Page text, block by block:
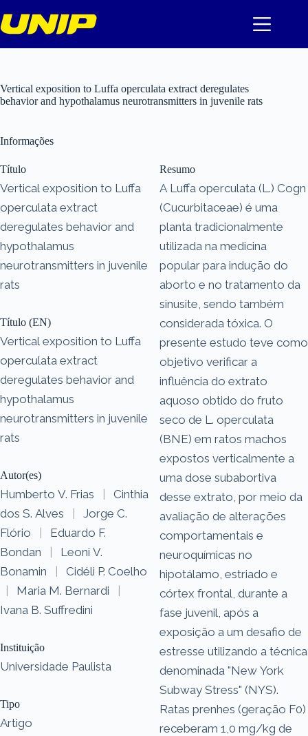
para
o
Vertical exposition to Luffa operculata extract deregulates
behavior and hypothalamus neurotransmitters in juvenile rats
Informações
Título
Vertical exposition to Luffa
operculata extract
deregulates behavior and
hypothalamus
neurotransmitters in juvenile
rats
Título (EN)
Vertical exposition to Luffa
operculata extract
deregulates behavior and
hypothalamus
neurotransmitters in juvenile
rats
Autor(es)
Humberto V. Frias |
Cinthia
dos S. Alves
|
Jorge C.
Flório
|
Eduardo F.
Bondan
|
Leoni V.
Bonamin
|
Cidéli P. Coelho
|
Maria M. Bernardi
|
Ivana B. Suffredini
Instituição
Universidade Paulista
Tipo
Artigo
Resumo
A Luffa operculata (L.) Cogn
(Cucurbitaceae) é uma
planta tradicionalmente
utilizada na medicina
popular para indução do
aborto e no tratamento da
sinusite, sendo também
considerada tóxica. O
presente estudo teve como
objetivo verificar a
influência do extrato
aquoso obtido do fruto
seco de L. operculata
(BNE) em ratos machos
expostos verticalmente a
uma dose subabortiva
desse extrato, por meio da
avaliação de alterações
comportamentais e
neuroquímicas no
hipotálamo, estriado e
córtex frontal, durante a
fase juvenil, após a
exposição a um desafio de
estresse utilizando a técnica
denominada "New York
Subway Stress" (NYS).
Ratas prenhes (geração F0)
receberam 1,0 mg/kg de